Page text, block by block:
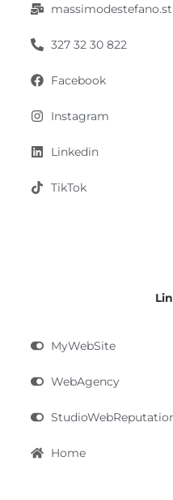
MyWebSite
WebAgency
Home
327 32 30 822
Facebook
Instagram
Linkedin
TikTok